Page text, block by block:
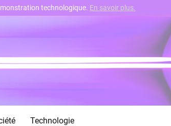
Technologie
technologique. En savoir plus.